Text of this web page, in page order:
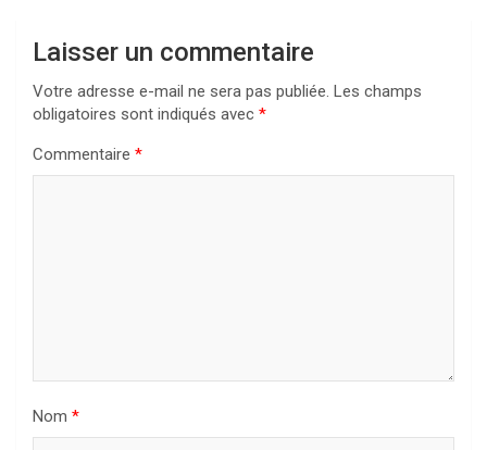
Laisser un commentaire
Votre adresse e-mail ne sera pas publiée. Les champs
obligatoires sont indiqués avec *
Commentaire *
Nom *